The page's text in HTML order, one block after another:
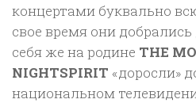
концертами буквально
свое время они
себя же на родине THE
NIGHTSPIRIT «доросли»
национальном